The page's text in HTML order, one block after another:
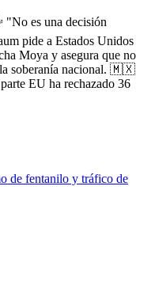
es una decisión
pide a Estados Unidos
Moya y asegura que no
la soberanía nacional. 🇲🇽
EU ha rechazado 36
de fentanilo y tráfico de